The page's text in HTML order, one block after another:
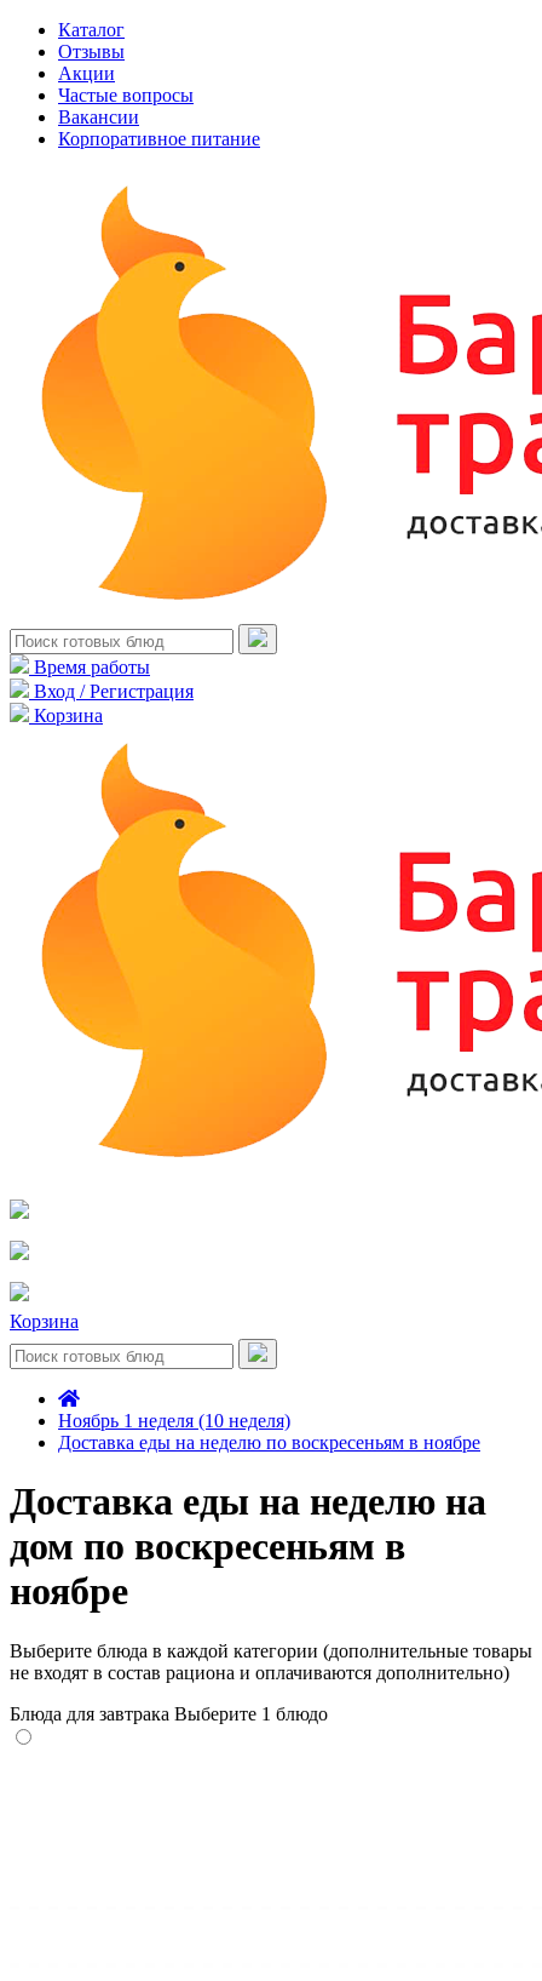
Каталог
Отзывы
Акции
Частые вопросы
Вакансии
Корпоративное питание
Время работы
Вход / Регистрация
Корзина
Корзина
Ноябрь 1 неделя (10 неделя)
Доставка еды на неделю по воскресеньям в ноябре
Доставка еды на неделю на
дом по воскресеньям в
ноябре
Выберите блюда в каждой категории (дополнительные товары
не входят в состав рациона и оплачиваются дополнительно)
Блюда для завтрака Выберите 1 блюдо